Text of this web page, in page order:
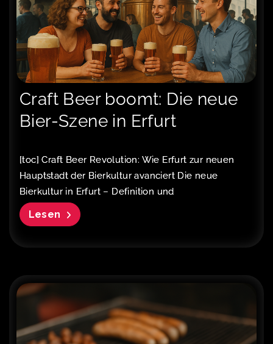
Craft Beer boomt: Die neue
Bier-Szene in Erfurt
[toc] Craft Beer Revolution: Wie Erfurt zur neuen
Hauptstadt der Bierkultur avanciert Die neue
Bierkultur in Erfurt – Definition und
Lesen